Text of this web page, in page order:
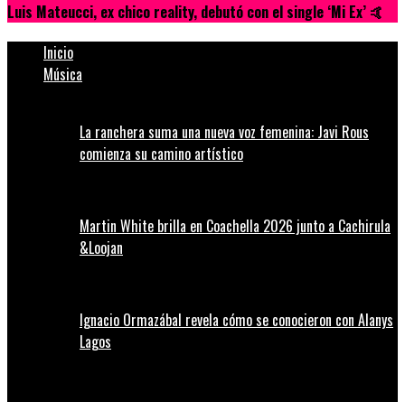
Luis Mateucci, ex chico reality, debutó con el single ‘Mi Ex’ 🤙
Inicio
Música
La ranchera suma una nueva voz femenina: Javi Rous
comienza su camino artístico
Martin White brilla en Coachella 2026 junto a Cachirula
&Loojan
Ignacio Ormazábal revela cómo se conocieron con Alanys
Lagos